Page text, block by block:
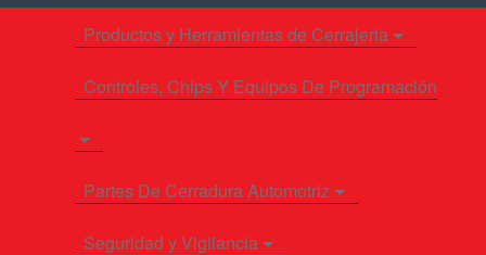
Productos y Herramientas de Cerrajeria
Controles, Chips Y Equipos De Programación
Partes De Cerradura Automotriz
Seguridad y Vigilancia